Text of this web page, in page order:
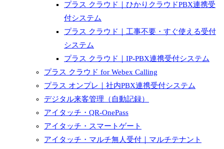
プラス クラウド｜ひかりクラウドPBX連携受
付システム
プラス クラウド｜工事不要・すぐ使える受付
システム
プラス クラウド｜IP-PBX連携受付システム
プラス クラウド for Webex Calling
プラス オンプレ｜社内PBX連携受付システム
デジタル来客管理（自動記録）
アイタッチ・QR-OnePass
アイタッチ・スマートゲート
アイタッチ・マルチ無人受付｜マルチテナント